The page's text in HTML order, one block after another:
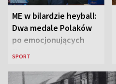
ME w bilardzie heyball:
Dwa medale Polaków
po emocjonujących
finałach w Kielcach
SPORT